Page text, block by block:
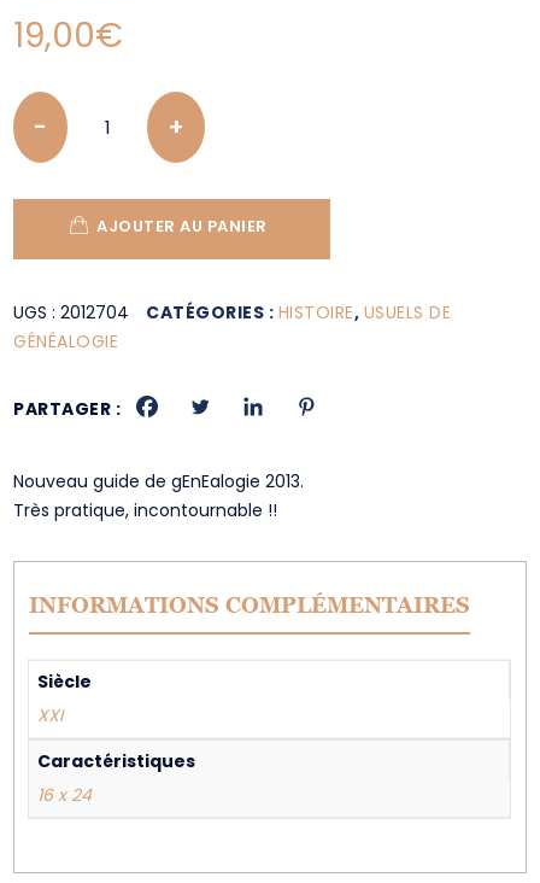
19,00€
Quantity
AJOUTER AU PANIER
UGS :2012704 CATÉGORIES : HISTOIRE, USUELS DE
GÉNÉALOGIE
PARTAGER :
Nouveau guide de gEnEalogie 2013.
Très pratique, incontournable !!
INFORMATIONS COMPLÉMENTAIRES
Siècle
XXI
Caractéristiques
16 x 24